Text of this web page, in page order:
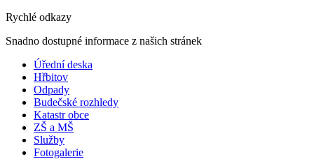
Rychlé odkazy
Snadno dostupné informace z našich stránek
Úřední deska
Hřbitov
Odpady
Budečské rozhledy
Katastr obce
ZŠ a MŠ
Služby
Fotogalerie